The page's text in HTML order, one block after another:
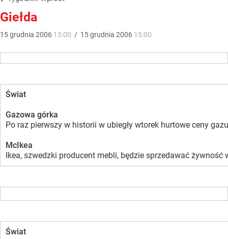
Giełda
15grudnia 2006 15:00 / 15grudnia 2006 15:00
Świat
Gazowa górka
Po raz pierwszy w historii w ubiegły wtorek hurtowe ceny
McIkea
Ikea, szwedzki producent mebli, będzie sprzedawać
Świat